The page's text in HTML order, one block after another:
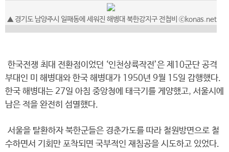
▲ 경기도 남양주시 일패동에 세워진 해병대 북한강지구 전첩비 ⓒkonas.net
한국전쟁 최대 전환점이었던 ‘인천상륙작전’은 제10군단 공격
부대인 미 해병대와 한국 해병대가 1950년 9월 15일 감행했다.
한국 해병대는 27일 아침 중앙청에 태극기를 게양했고, 서울시에
남은 적을 완전히 섬멸했다.
서울을 탈환하자 북한군들은 경춘가도를 따라 철원방면으로 철
수하면서 기회만 포착되면 국부적인 재침공을 시도하고 있었다.